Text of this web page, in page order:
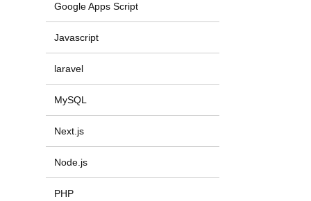
Google Apps Script
Javascript
laravel
MySQL
Next.js
Node.js
PHP